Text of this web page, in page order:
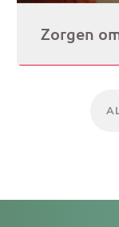
Zorgen